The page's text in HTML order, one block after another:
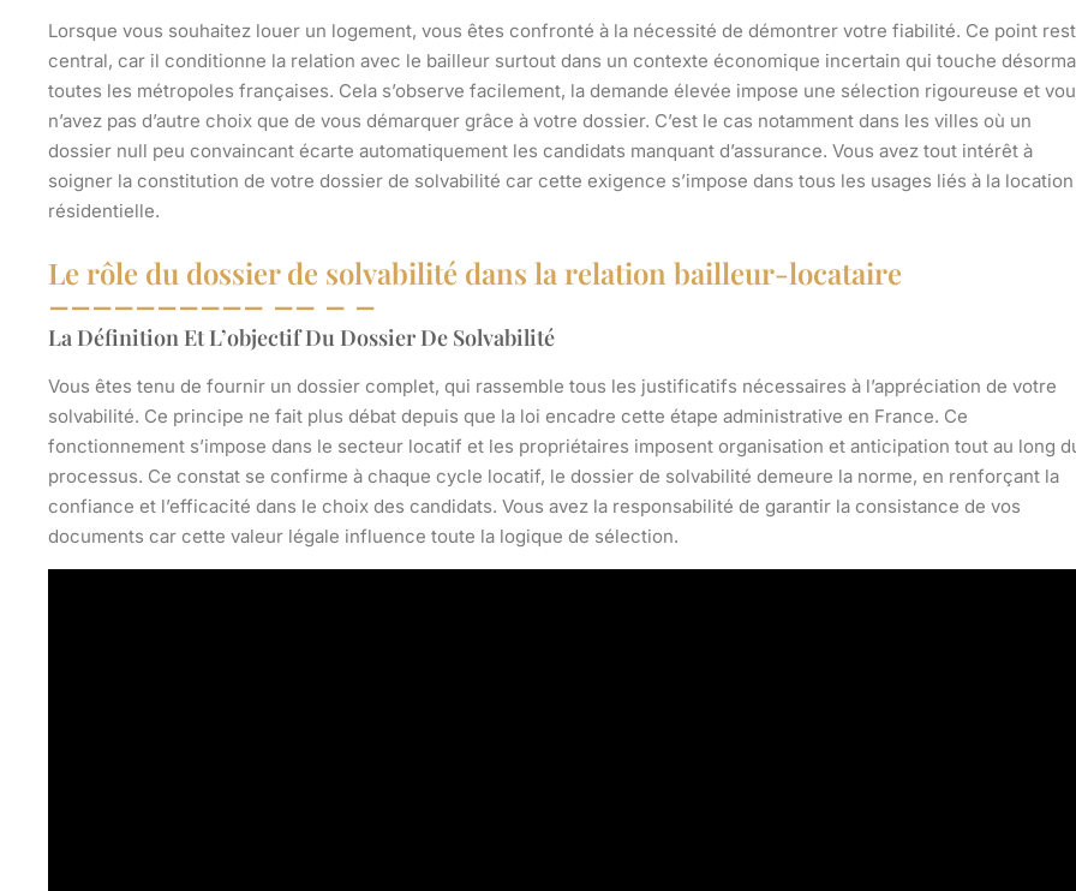
Lorsque vous souhaitez louer un logement, vous êtes confronté à la nécessité de démontrer votre fiabilité. Ce point
central, car il conditionne la relation avec le bailleur surtout dans un contexte économique incertain qui touche
toutes les métropoles françaises. Cela s’observe facilement, la demande élevée impose une sélection rigoureuse et
n’avez pas d’autre choix que de vous démarquer grâce à votre dossier. C’est le cas notamment dans les villes où un
dossier null peu convaincant écarte automatiquement les candidats manquant d’assurance. Vous avez tout intérêt à
soigner la constitution de votre dossier de solvabilité car cette exigence s’impose dans tous les usages liés à la location
résidentielle.
Le rôle du dossier de solvabilité dans la relation bailleur-locataire
La Définition Et L’objectif Du Dossier De Solvabilité
Vous êtes tenu de fournir un dossier complet, qui rassemble tous les justificatifs nécessaires à l’appréciation de votre
solvabilité. Ce principe ne fait plus débat depuis que la loi encadre cette étape administrative en France. Ce
fonctionnement s’impose dans le secteur locatif et les propriétaires imposent organisation et anticipation tout au long
processus. Ce constat se confirme à chaque cycle locatif, le dossier de solvabilité demeure la norme, en renforçant la
confiance et l’efficacité dans le choix des candidats. Vous avez la responsabilité de garantir la consistance de vos
documents car cette valeur légale influence toute la logique de sélection.